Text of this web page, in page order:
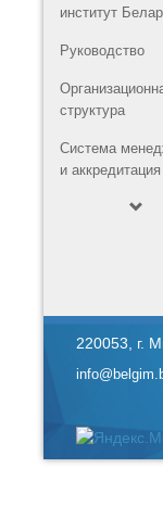
институт
Руководство
структура
Система
и аккредитация
220053, г.